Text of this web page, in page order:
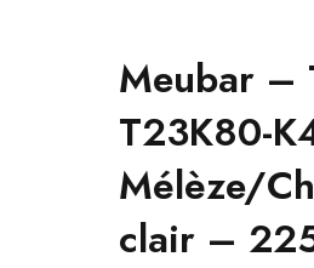
Meubar –
T23K80-
Mélèze/
clair –